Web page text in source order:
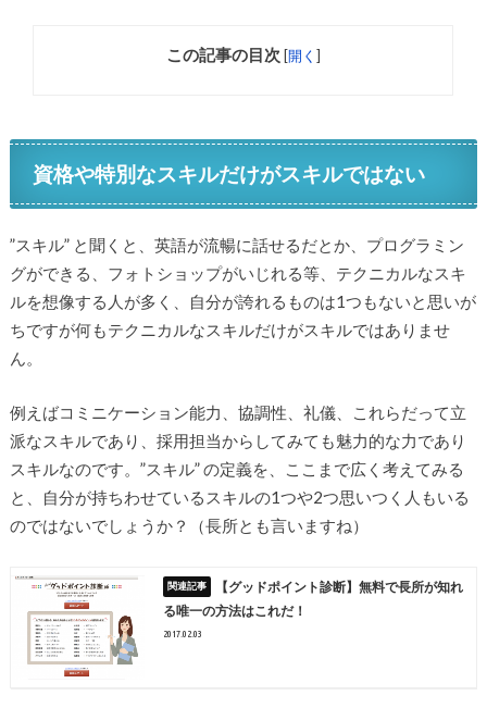
この記事の目次 [開く ]
資格や特別なスキルだけがスキルではない
”スキル” と聞くと、英語が流暢に話せるだとか、プログラミン
グができる、フォトショップがいじれる等、テクニカルなスキ
ルを想像する人が多く、自分が誇れるものは1つもないと思いが
ちですが何もテクニカルなスキルだけがスキルではありませ
ん。
例えばコミニケーション能力、協調性、礼儀、これらだって立
派なスキルであり、採用担当からしてみても魅力的な力であり
スキルなのです。”スキル” の定義を、ここまで広く考えてみる
と、自分が持ちわせているスキルの1つや2つ思いつく人もいる
のではないでしょうか？（長所とも言いますね）
【グッドポイント診断】無料で長所が知れ
る唯一の方法はこれだ！
2017.02.03